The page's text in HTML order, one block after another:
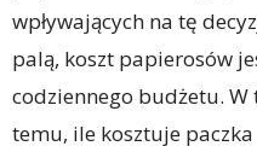
wpływających na tę
palą, koszt papierosów
codziennego budżetu.
temu, ile kosztuje